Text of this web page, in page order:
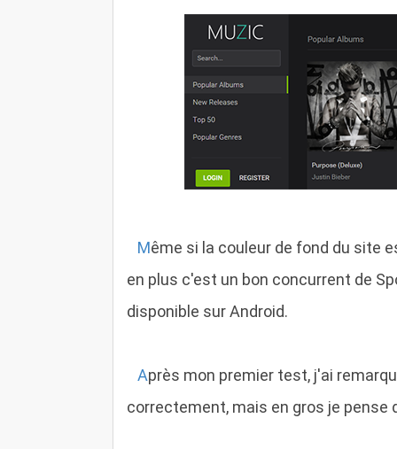
Même si la couleur de fond du site
en plus c'est un bon concurrent de
disponible sur Android.
Après mon premier test, j'ai
correctement, mais en gros je pense